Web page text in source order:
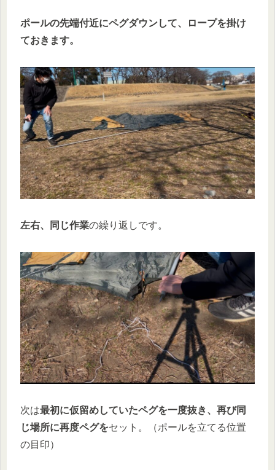
ポールの先端付近にペグダウンして、ロープを掛け
ておきます。
左右、同じ作業の繰り返しです。
次は最初に仮留めしていたペグを一度抜き、再び同
じ場所に再度ペグをセット。（ポールを立てる位置
の目印）